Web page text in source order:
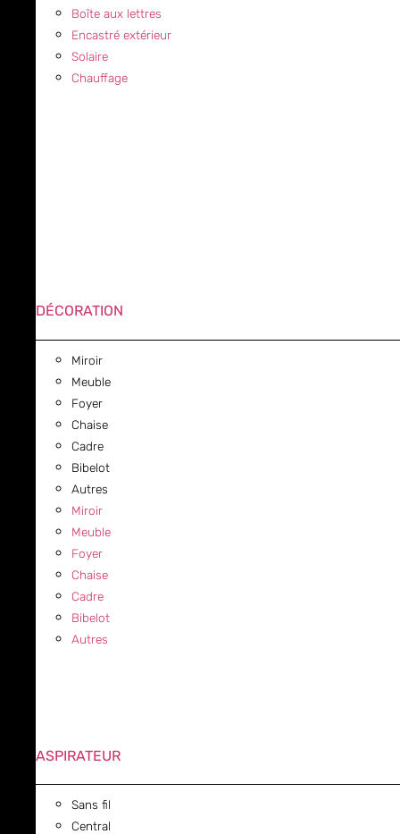
Boîte aux lettres
Encastré extérieur
Solaire
Chauffage
DÉCORATION
Miroir
Meuble
Foyer
Chaise
Cadre
Bibelot
Autres
Miroir
Meuble
Foyer
Chaise
Cadre
Bibelot
Autres
ASPIRATEUR
Sans fil
Central